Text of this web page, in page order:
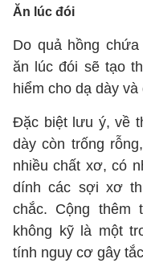
Ăn lúc đói
Do quả hồng
ăn lúc đói sẽ tạo
hiểm cho dạ dày
Đặc biệt lưu ý, về
dày còn trống
nhiều chất xơ, có
dính các sợi xơ
chắc. Cộng thêm
không kỹ là một
tính nguy cơ gây